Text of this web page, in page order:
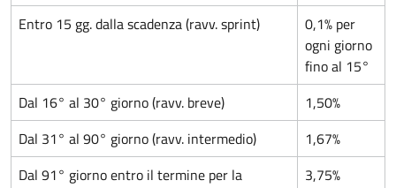
Entro 15 gg. dalla scadenza (ravv. sprint)
0,1% per
ogni giorno
fino al 15°
Dal 16° al 30° giorno (ravv. breve)
1,50%
Dal 31° al 90° giorno (ravv. intermedio)
1,67%
Dal 91° giorno entro il termine per la
3,75%